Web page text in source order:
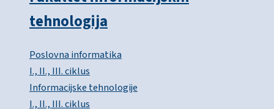
tehnologija
Poslovna informatika
I., II., III. ciklus
Informacijske tehnologije
I., II., III. ciklus